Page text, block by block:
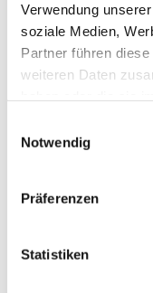
Verwendung
soziale Medien,
Partner führen
weiteren Daten
Notwendig
Präferenzen
Statistiken